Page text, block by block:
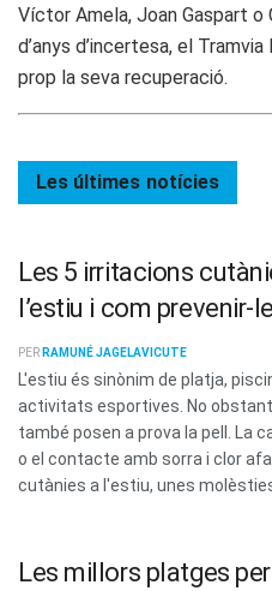
Víctor Amela, Joan Gaspart o
d’anys d’incertesa, el
prop la seva recuperació.
Les últimes notícies
Les 5 irritacions
l’estiu i com prevenir-
PER RAMUNÉ JAGELAVICUTE
L'estiu és sinònim de platja,
activitats esportives. No
també posen a prova la pell. La
o el contacte amb sorra i clor
cutànies a l'estiu, unes
Les millors platges